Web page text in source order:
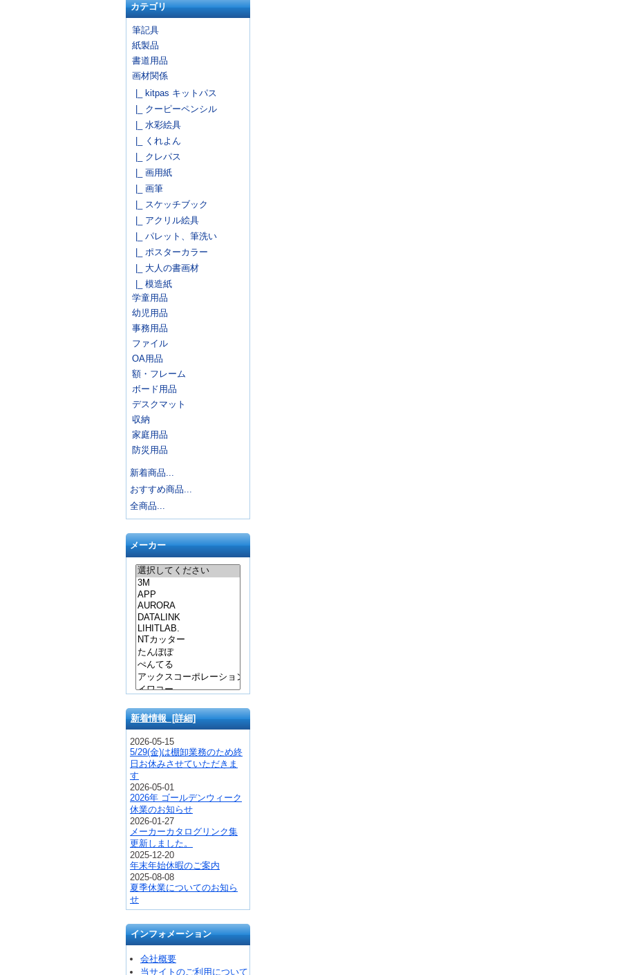
カテゴリ
筆記具
紙製品
書道用品
画材関係
|_ kitpas キットパス
|_ クーピーペンシル
|_ 水彩絵具
|_ くれよん
|_ クレパス
|_ 画用紙
|_ 画筆
|_ スケッチブック
|_ アクリル絵具
|_ パレット、筆洗い
|_ ポスターカラー
|_ 大人の書画材
|_ 模造紙
学童用品
幼児用品
事務用品
ファイル
OA用品
額・フレーム
ボード用品
デスクマット
収納
家庭用品
防災用品
新着商品...
おすすめ商品...
全商品...
メーカー
新着情報 [詳細]
2026-05-15
5/29(金)は棚卸業務のため終
日お休みさせていただきま
す
2026-05-01
2026年 ゴールデンウィーク
休業のお知らせ
2026-01-27
メーカーカタログリンク集
更新しました。
2025-12-20
年末年始休暇のご案内
2025-08-08
夏季休業についてのお知ら
せ
インフォメーション
会社概要
当サイトのご利用について